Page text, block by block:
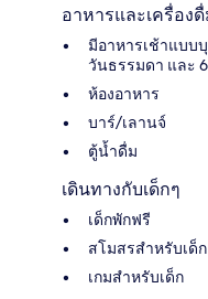
อาหารและเครื่องดื่
มีอาหารเช้าแบบ
วันธรรมดา และ
ห้องอาหาร
บาร์/เลานจ์
ตู้น้ำดื่ม
เดินทางกับเด็กๆ
เด็กพักฟรี
สโมสรสำหรับเด็
เกมสำหรับเด็ก